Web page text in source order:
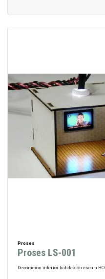
Proses
Proses LS-001
Decoracion interior habitación escala HO.